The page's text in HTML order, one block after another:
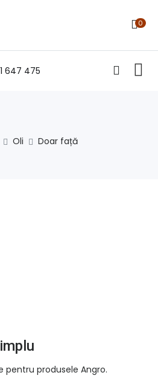
0
647 475
Oli
Doar față
pentru produsele Angro.